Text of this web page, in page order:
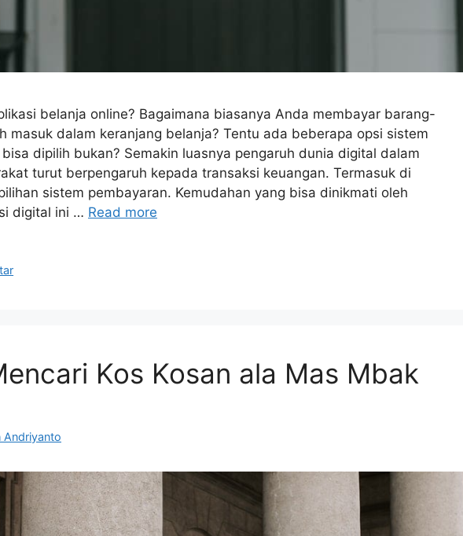
belanja online? Bagaimana biasanya Anda membayar barang-
masuk dalam keranjang belanja? Tentu ada beberapa opsi sistem
dipilih bukan? Semakin luasnya pengaruh dunia digital dalam
turut berpengaruh kepada transaksi keuangan. Termasuk di
sistem pembayaran. Kemudahan yang bisa dinikmati oleh
digital ini … Read more
Kos Kosan ala Mas Mbak
Andriyanto